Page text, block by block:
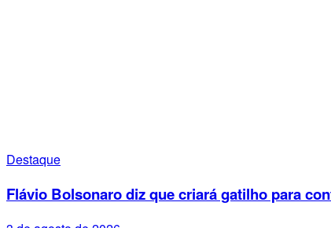
Destaque
Flávio Bolsonaro diz que criará gatilho para